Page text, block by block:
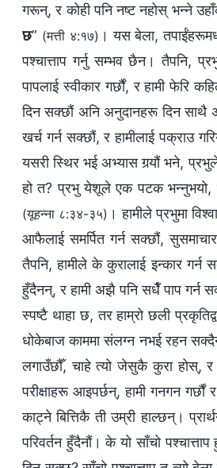
गरून्, र कोही पनि नष्ट नहोस् भन्‍ने
छ” (मत्ती ४:१७) । यस बेला,
पश्‍चात्ताप गर्नु सम्‍भव छैन। तैपनि,
पापलाई स्वीकार गर्छौं, र हामी फेरि
दिन सक्छौं अनि अनुदानहरू दिन साथै
खर्च गर्न सक्छौं, र हामीलाई पक्राउ
यसरी स्थिर भई अभ्यास गर्‍यौं भने,
हो त? प्रभु येशूले एक पटक भन्‍नुभयो,
(यूहन्‍ना ८:३४-३५) । हामीले प्रभुमा
आफैलाई समर्पित गर्न सक्छौं,
तैपनि, हामीले के कुरालाई इन्कार गर्न
हुँदैनन्, र हामी अझै पनि सधैँ पाप गर्न
स्पष्टै थाहा छ, तर हाम्रो छली
धोकेबाज काममा संलग्‍न नभई रहन
लगाउँछौँ, चाहे त्यो जेसुकै कुरा होस्, र
परीक्षाहरू आइपर्छन्, हामी गनगन
काट्ने बित्तिकै ती उम्री हाल्छन्।
परिवर्तन हुँदैनौं। के यो साँचो